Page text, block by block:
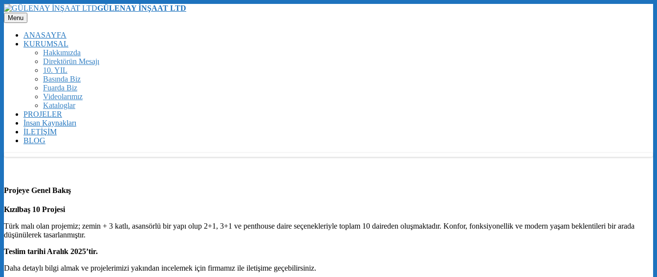
GÜLENAY İNŞAAT LTD
Menu
ANASAYFA
KURUMSAL
Hakkımızda
Direktörün Mesajı
10. YIL
Basında Biz
Fuarda Biz
Videolarımız
Kataloglar
PROJELER
İnsan Kaynakları
İLETİŞİM
BLOG
Projeye Genel Bakış
Kızılbaş 10 Projesi
Türk malı olan projemiz; zemin + 3 katlı, asansörlü bir yapı olup 2+1, 3+1 ve penthouse daire seçenekleriyle toplam 10 daireden oluşmaktadır. Konfor, fonksiyonellik ve modern yaşam beklentileri bir arada
düşünülerek tasarlanmıştır.
Teslim tarihi Aralık 2025’tir.
Daha detaylı bilgi almak ve projelerimizi yakından incelemek için firmamız ile iletişime geçebilirsiniz.